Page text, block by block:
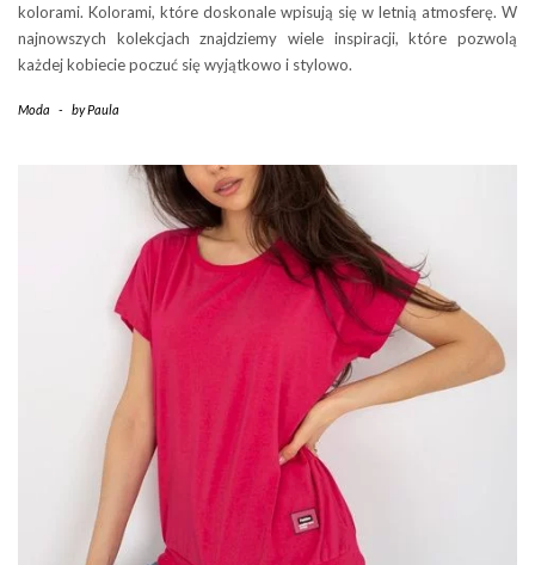
kolorami. Kolorami, które doskonale wpisują się w letnią atmosferę. W
najnowszych kolekcjach znajdziemy wiele inspiracji, które pozwolą
każdej kobiecie poczuć się wyjątkowo i stylowo.
Moda - byPaula